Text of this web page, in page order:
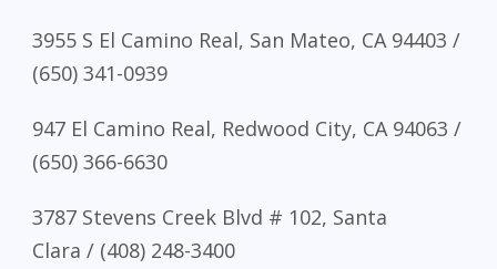
3955 S El Camino Real, San Mateo, CA 94403 /
(650) 341-0939
947 El Camino Real, Redwood City, CA 94063 /
(650) 366-6630
3787 Stevens Creek Blvd # 102, Santa
Clara / (408) 248-3400